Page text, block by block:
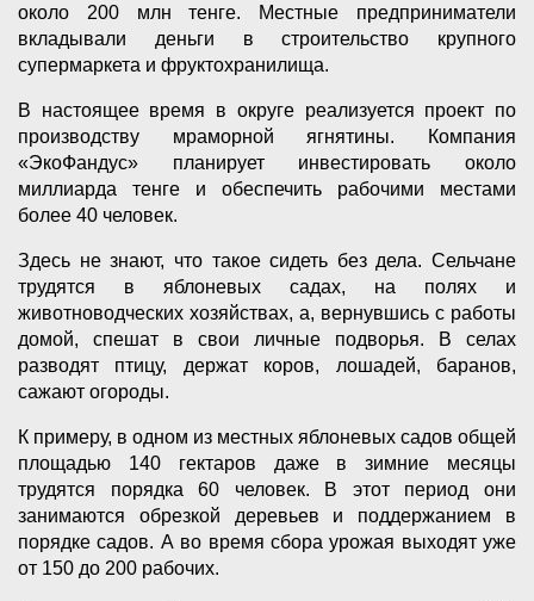
около 200 млн тенге. Местные предприниматели
вкладывали деньги в строительство крупного
супермаркета и фруктохранилища.
В настоящее время в округе реализуется проект по
производству мраморной ягнятины. Компания
«ЭкоФандус» планирует инвестировать около
миллиарда тенге и обеспечить рабочими местами
более 40 человек.
Здесь не знают, что такое сидеть без дела. Сельчане
трудятся в яблоневых садах, на полях и
животноводческих хозяйствах, а, вернувшись с работы
домой, спешат в свои личные подворья. В селах
разводят птицу, держат коров, лошадей, баранов,
сажают огороды.
К примеру, в одном из местных яблоневых садов общей
площадью 140 гектаров даже в зимние месяцы
трудятся порядка 60 человек. В этот период они
занимаются обрезкой деревьев и поддержанием в
порядке садов. А во время сбора урожая выходят уже
от 150 до 200 рабочих.